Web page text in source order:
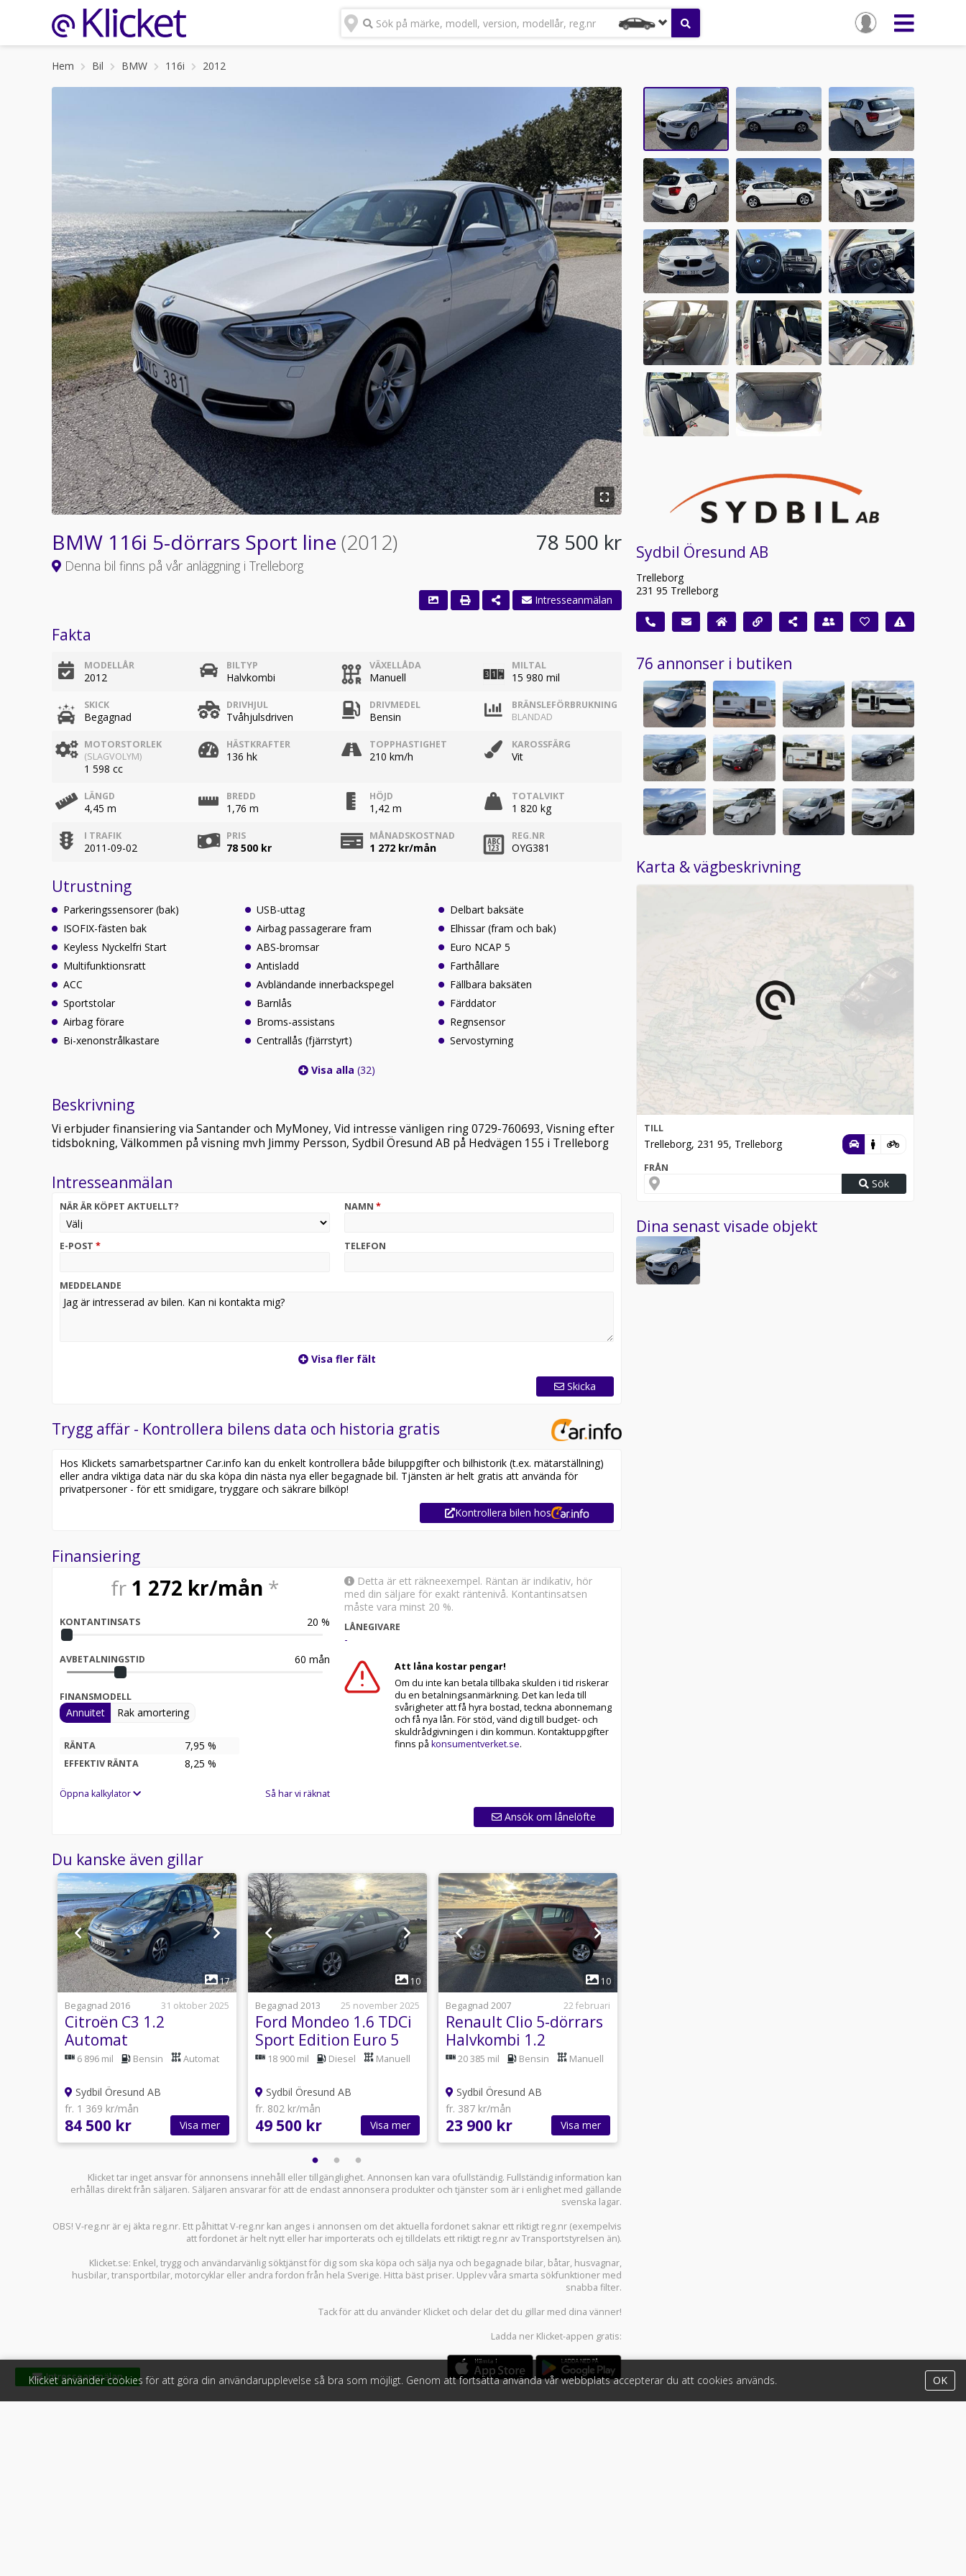
Sök på märke, modell, version, modellår, reg.nr
Hem Bil BMW 116i 2012
BMW 116i 5-dörrars Sport line (2012)
Denna bil finns på vår anläggning i Trelleborg
78 500 kr
Fakta
MODELLÅR
2012
BILTYP
Halvkombi
VÄXELLÅDA
Manuell
MILTAL
15 980 mil
SKICK
Begagnad
DRIVHJUL
Tvåhjulsdriven
DRIVMEDEL
Bensin
BRÄNSLEFÖRBRUKNING
BLANDAD
MOTORSTORLEK
(SLAGVOLYM)
1 598 cc
HÄSTKRAFTER
136 hk
TOPPHASTIGHET
210 km/h
KAROSSFÄRG
Vit
LÄNGD
4,45 m
BREDD
1,76 m
HÖJD
1,42 m
TOTALVIKT
1 820 kg
I TRAFIK
2011-09-02
PRIS
78 500 kr
MÅNADSKOSTNAD
1 272kr/mån
REG.NR
OYG381
Utrustning
Parkeringssensorer (bak)
ISOFIX-fästen bak
Keyless Nyckelfri Start
Multifunktionsratt
ACC
Sportstolar
Airbag förare
Bi-xenonstrålkastare
USB-uttag
Airbag passagerare fram
ABS-bromsar
Antisladd
Avbländande innerbackspegel
Barnlås
Broms-assistans
Centrallås (fjärrstyrt)
Delbart baksäte
Elhissar (fram och bak)
Euro NCAP 5
Farthållare
Fällbara baksäten
Färddator
Regnsensor
Servostyrning
Visa alla(32)
Beskrivning
Vi erbjuder finansiering via Santander och MyMoney, Vid intresse vänligen ring 0729-760693, Visning efter
tidsbokning, Välkommen på visning mvh Jimmy Persson, Sydbil Öresund AB på Hedvägen 155 i Trelleborg
Intresseanmälan
NÄR ÄR KÖPET AKTUELLT? NAMN *
E-POST * TELEFON
MEDDELANDE
Visa fler fält
Skicka
Trygg affär - Kontrollera bilens data och historia gratis
Hos Klickets samarbetspartner Car.info kan du enkelt kontrollera både biluppgifter och bilhistorik (t.ex. mätarställning)
eller andra viktiga data när du ska köpa din nästa nya eller begagnade bil. Tjänsten är helt gratis att använda för
privatpersoner - för ett smidigare, tryggare och säkrare bilköp!
Kontrollera bilen hos
Finansiering
fr 1 272 kr/mån *
KONTANTINSATS 20 %
AVBETALNINGSTID 60 mån
FINANSMODELL
Annuitet Rak amortering
RÄNTA 7,95 %
EFFEKTIV RÄNTA 8,25 %
Öppna kalkylator Så har vi räknat
Detta är ett räkneexempel. Räntan är indikativ, hör
med din säljare för exakt räntenivå. Kontantinsatsen
måste vara minst 20 %.
LÅNEGIVARE
-
Att låna kostar pengar!
Om du inte kan betala tillbaka skulden i tid riskerar
du en betalningsanmärkning. Det kan leda till
svårigheter att få hyra bostad, teckna abonnemang
och få nya lån. För stöd, vänd dig till budget- och
skuldrådgivningen i din kommun. Kontaktuppgifter
finns på konsumentverket.se.
Ansök om lånelöfte
Du kanske även gillar
1
17
Begagnad 2016
31 oktober 2025
Citroën C3 1.2
Automat
6 896 mil Bensin Automat
Sydbil Öresund AB
fr. 1 369 kr/mån
84 500 kr Visa mer
1
10
Begagnad 2013
25 november 2025
Ford Mondeo 1.6 TDCi
Sport Edition Euro 5
18 900 mil Diesel Manuell
Sydbil Öresund AB
fr. 802 kr/mån
49 500 kr Visa mer
10
Begagnad 2007
22 februari
Renault Clio 5-dörrars
Halvkombi 1.2
20 385 mil Bensin Manuell
Sydbil Öresund AB
fr. 387 kr/mån
23 900 kr Visa mer
Klicket tar inget ansvar för annonsens innehåll eller tillgänglighet. Annonsen kan vara ofullständig. Fullständig information kan
erhållas direkt från säljaren. Säljaren ansvarar för att de endast annonsera produkter och tjänster som är i enlighet med gällande
svenska lagar.
OBS! V-reg.nr är ej äkta reg.nr. Ett påhittat V-reg.nr kan anges i annonsen om det aktuella fordonet saknar ett riktigt reg.nr (exempelvis
att fordonet är helt nytt eller har importerats och ej tilldelats ett riktigt reg.nr av Transportstyrelsen än).
Klicket.se: Enkel, trygg och användarvänlig söktjänst för dig som ska köpa och sälja nya och begagnade bilar, båtar, husvagnar,
husbilar,transportbilar, motorcyklar eller andra fordon från hela Sverige. Hitta bäst priser. Upplev våra smarta sökfunktioner med
snabba filter.
Tack för att du använder Klicket och delar det du gillar med dina vänner!
Ladda ner Klicket-appen gratis:
Sydbil Öresund AB
Trelleborg
231 95 Trelleborg
76 annonser i butiken
Karta & vägbeskrivning
TILL
Trelleborg, 231 95, Trelleborg
FRÅN
Sök
Dina senast visade objekt
Klicket använder cookies för att göra din användarupplevelse så bra som möjligt. Genom att fortsätta använda vår webbplats accepterar du att cookies används. OK